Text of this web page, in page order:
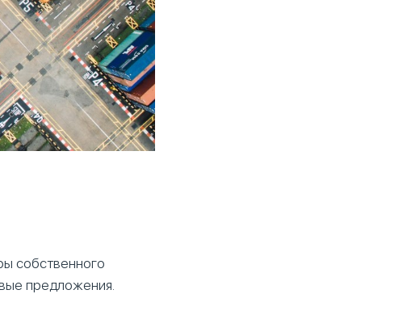
собственного
предложения.